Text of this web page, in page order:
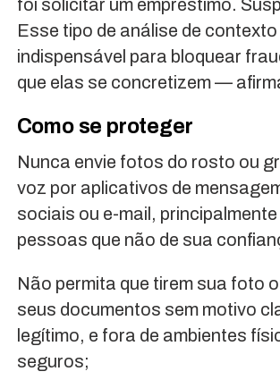
foi solicitar um empréstimo.
Esse tipo de análise de contexto
indispensável para bloquear
que elas se concretizem —
Como se proteger
Nunca envie fotos do rosto ou
voz por aplicativos de
sociais ou e-mail,
pessoas que não de sua
Não permita que tirem sua foto
seus documentos sem motivo
legítimo, e fora de ambientes
seguros;